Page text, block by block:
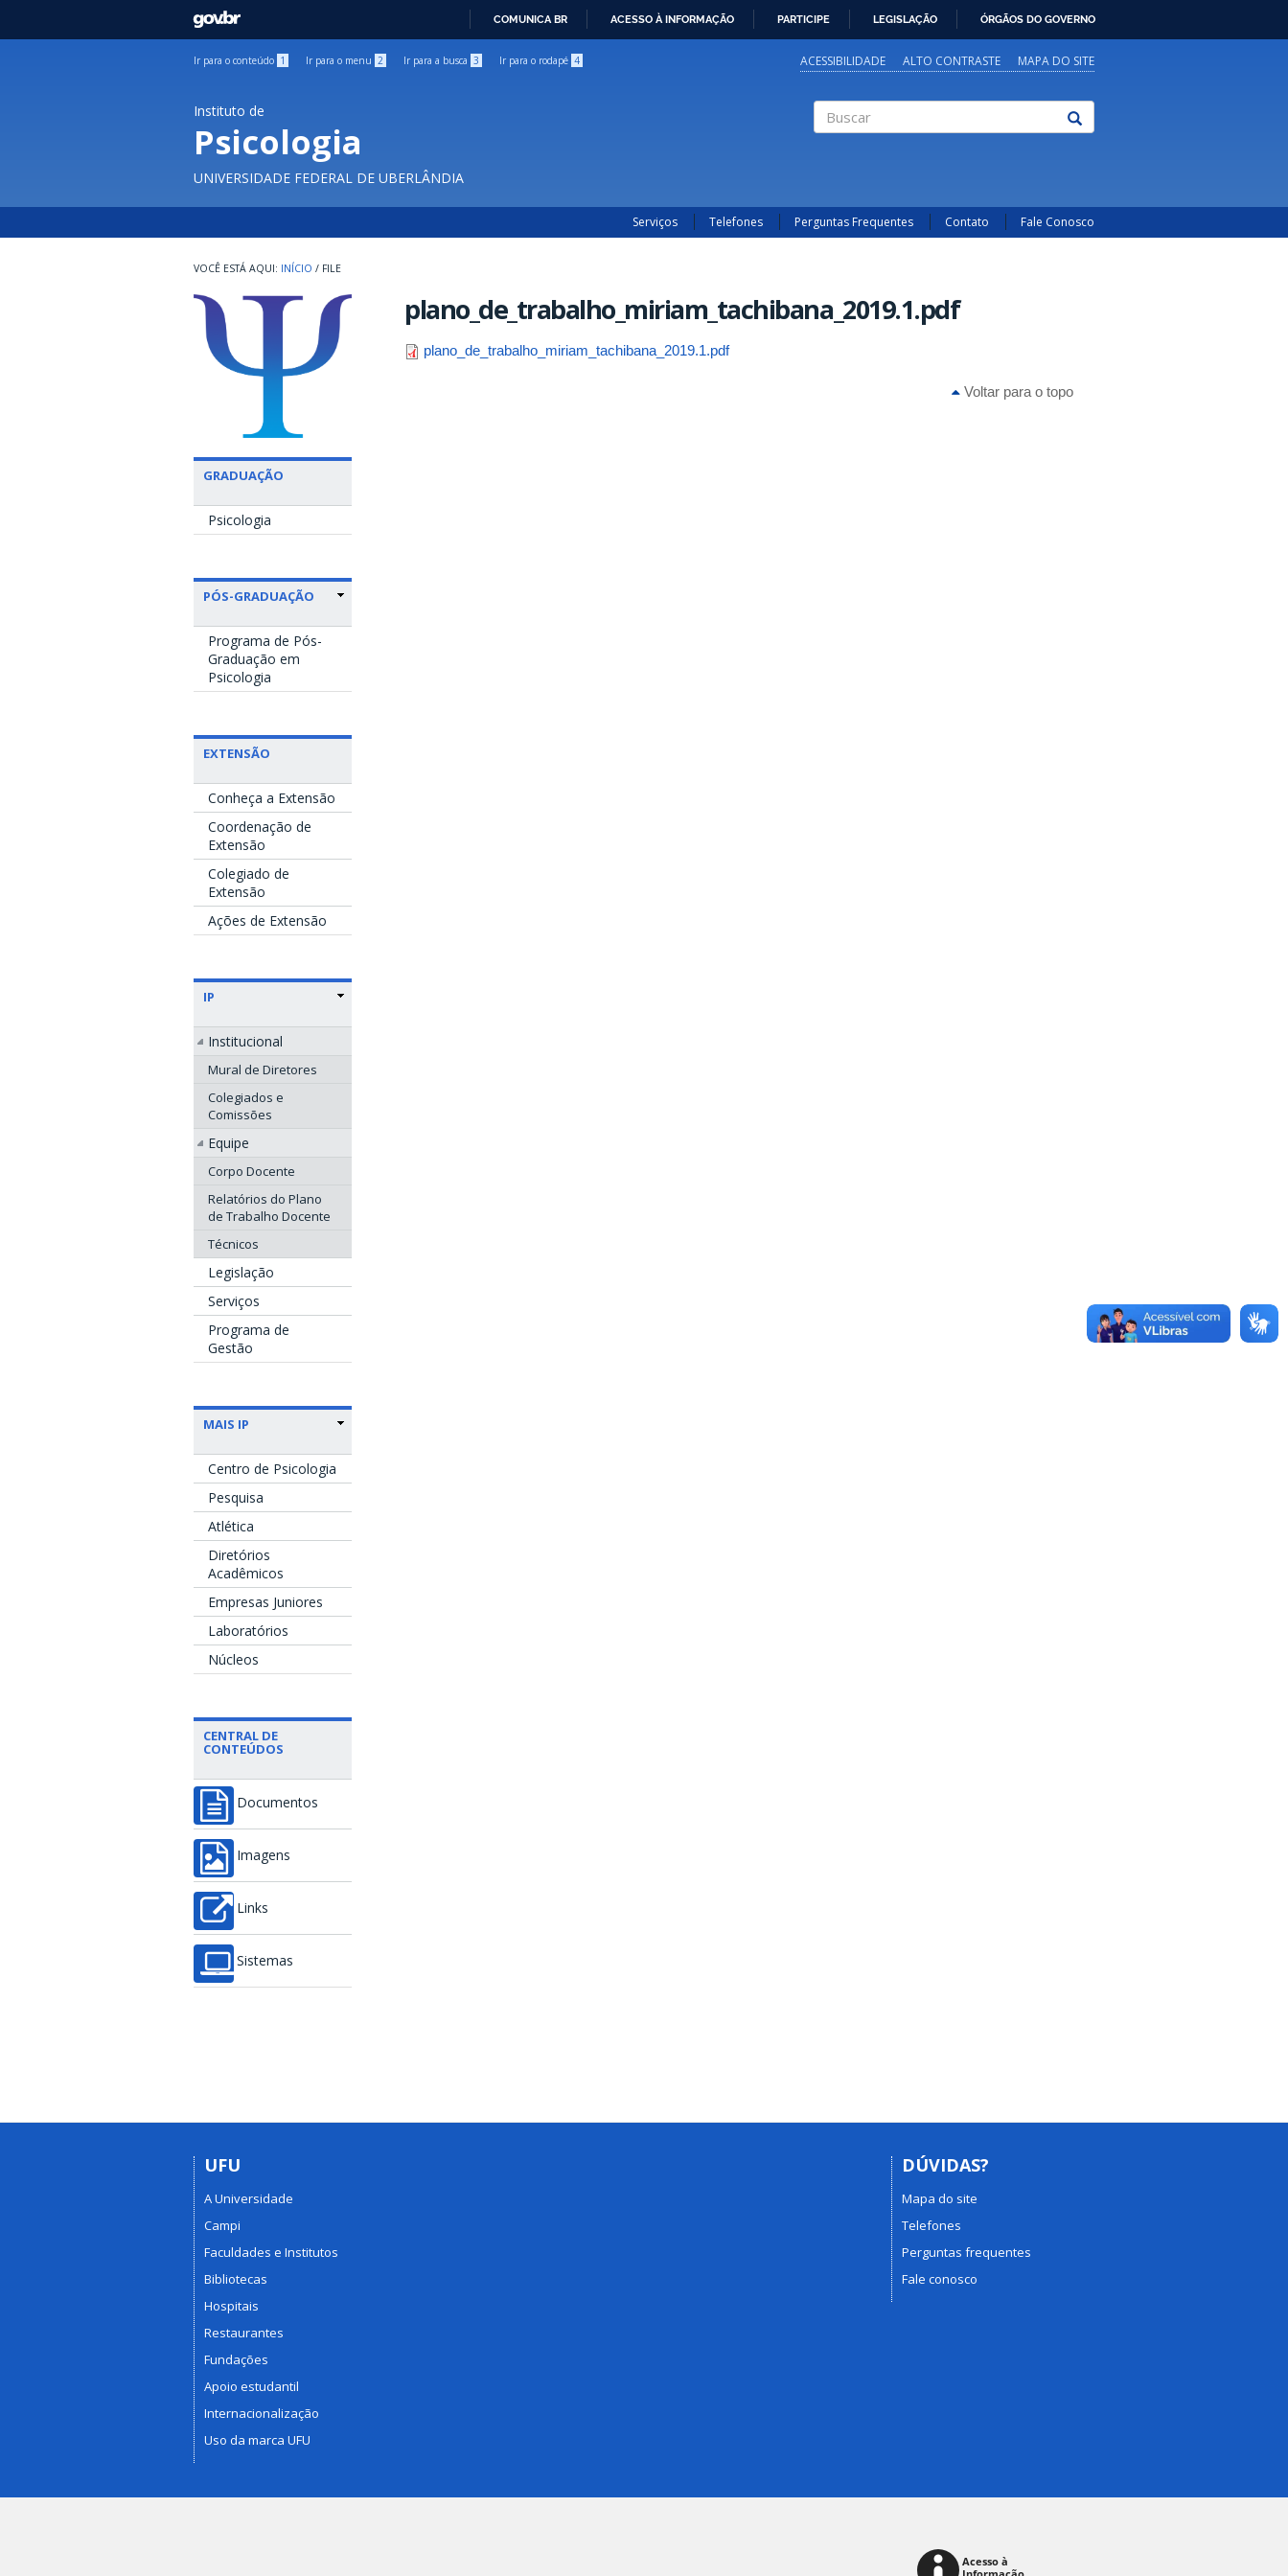
GOVBR
COMUNICA BR ACESSO À INFORMAÇÃO PARTICIPE LEGISLAÇÃO ÓRGÃOS DO GOVERNO
Ir para o conteúdo 1 Ir para o menu 2 Ir para a busca 3 Ir para o rodapé 4 ACESSIBILIDADE ALTO CONTRASTE MAPA DO SITE
Instituto de
Psicologia
UNIVERSIDADE FEDERAL DE UBERLÂNDIA
Serviços Telefones Perguntas Frequentes Contato Fale Conosco
INÍCIO / FILE
GRADUAÇÃO
Psicologia
PÓS-GRADUAÇÃO
Programa de Pós-
Graduação em
Psicologia
EXTENSÃO
Conheça a Extensão
Coordenação de
Extensão
Colegiado de
Extensão
Ações de Extensão
IP
Institucional
Mural de Diretores
Colegiados e
Comissões
Equipe
Corpo Docente
Relatórios do Plano
de Trabalho Docente
Técnicos
Legislação
Serviços
Programa de
Gestão
MAIS IP
Centro de Psicologia
Pesquisa
Atlética
Diretórios
Acadêmicos
Empresas Juniores
Laboratórios
Núcleos
CENTRAL DE
CONTEÚDOS
Documentos
Imagens
Links
Sistemas
plano_de_trabalho_miriam_tachibana_2019.1.pdf
plano_de_trabalho_miriam_tachibana_2019.1.pdf
Voltar para o topo
UFU
A Universidade
Campi
Faculdades e Institutos
Bibliotecas
Hospitais
Restaurantes
Fundações
Apoio estudantil
Internacionalização
Uso da marca UFU
DÚVIDAS?
Mapa do site
Telefones
Perguntas frequentes
Fale conosco